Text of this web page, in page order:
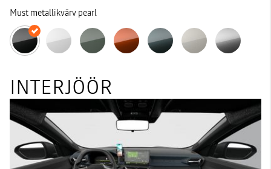
Must metallikvärv pearl
INTERJÖÖR